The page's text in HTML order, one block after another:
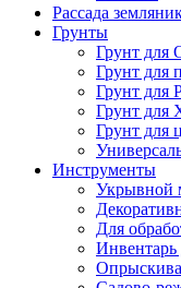
Рассада
Грунты
Грунт для
Грунт для
Грунт для
Грунт для
Грунт для
Инструменты
Укрывной
Для
Инвентарь